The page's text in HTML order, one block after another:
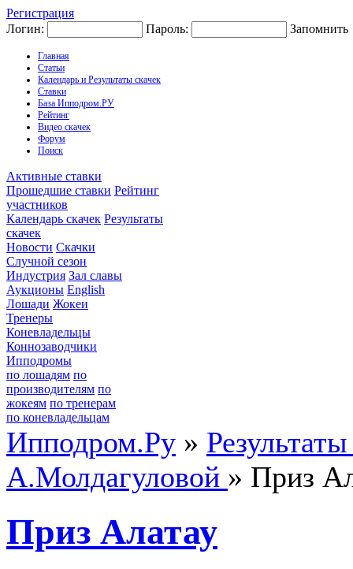
Регистрация
Логин:
Пароль: Запомнить
Главная
Статьи
Календарь и Результаты скачек
Ставки
База Ипподром.РУ
Рейтинг
Видео скачек
Форум
Поиск
Активные ставки
Прошедшие ставки Рейтинг
участников
Календарь скачек Результаты
скачек
Новости Скачки
Случной сезон
Индустрия Зал славы
Аукционы English
Лошади Жокеи
Тренеры
Коневладельцы
Коннозаводчики
Ипподромы
по лошадям по
производителям по
жокеям по тренерам
по коневладельцам
Ипподром.Ру »
А.Молдагуловой » Приз
Приз Алатау